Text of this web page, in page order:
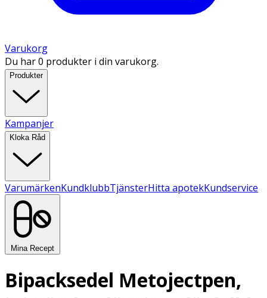
Varukorg
Du har 0 produkter i din varukorg.
Produkter
Kampanjer
Kloka Råd
VarumärkenKundklubbTjänsterHitta apotekKundservice
Mina Recept
Bipacksedel Metojectpen,